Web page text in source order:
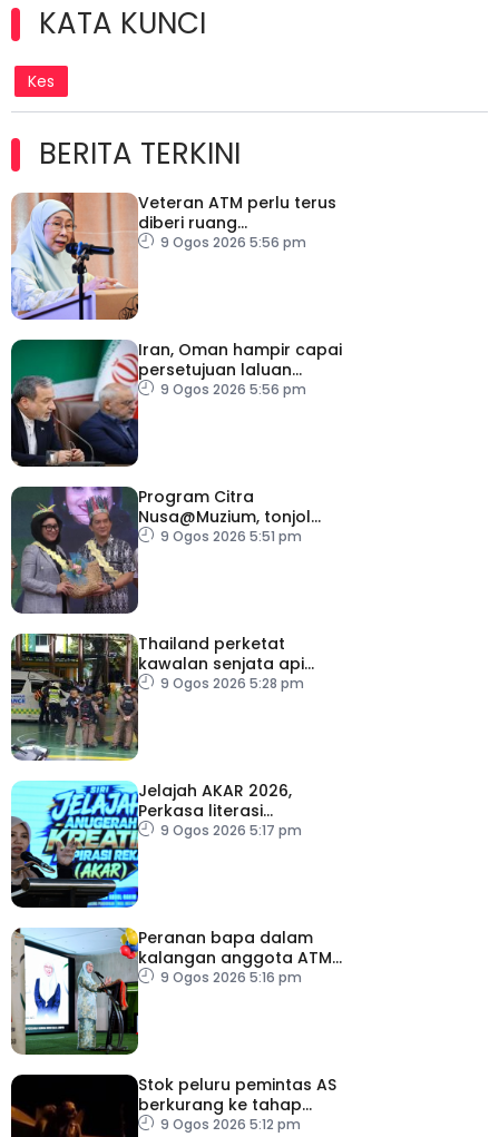
KATA KUNCI
Kes
BERITA TERKINI
Veteran ATM perlu terus
diberi ruang
menyumbang kepada
9 Ogos 2026 5:56 pm
Iran, Oman hampir capai
persetujuan laluan
perkapalan sementara
9 Ogos 2026 5:56 pm
Program Citra
Nusa@Muzium, tonjol
keunikan budaya orang
9 Ogos 2026 5:51 pm
Thailand perketat
kawalan senjata api
susulan tembakan di
9 Ogos 2026 5:28 pm
Jelajah AKAR 2026,
Perkasa literasi
kewangan generasi
9 Ogos 2026 5:17 pm
Peranan bapa dalam
kalangan anggota ATM
perlu terus diperkasa –
9 Ogos 2026 5:16 pm
Stok peluru pemintas AS
berkurang ke tahap
membimbangkan
9 Ogos 2026 5:12 pm